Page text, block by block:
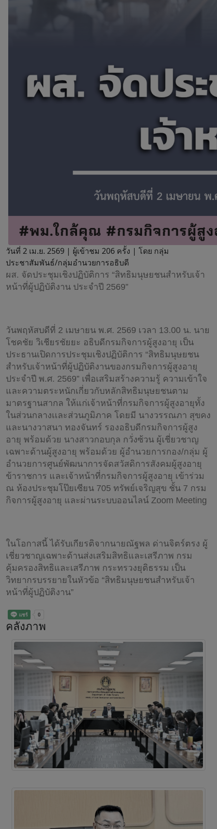
วันที่ 2 เม.ย. 2569 | ผู้เข้าชม 206 ครั้ง | โดย กลุ่ม
ประชาสัมพันธ์/กลุ่มอำนวยการอธิบดี
ผส. จัดประชุมเชิงปฏิบัติการ “สิทธิมนุษยชนสำหรับเจ้า
หน้าที่ผู้ปฏิบัติงาน ประจำปี 2569”
วันพฤหัสบดีที่ 2 เมษายน พ.ศ. 2569 เวลา 13.00 น. นาย
โชคชัย วิเชียรชัยยะ อธิบดีกรมกิจการผู้สูงอายุ เป็น
ประธานเปิดการประชุมเชิงปฏิบัติการ “สิทธิมนุษยชน
สำหรับเจ้าหน้าที่ผู้ปฏิบัติงานของกรมกิจการผู้สูงอายุ
ประจำปี พ.ศ. 2569” เพื่อเสริมสร้างความรู้ ความเข้าใจ
และความตระหนักเกี่ยวกับหลักสิทธิมนุษยชนตาม
มาตรฐานสากล ให้แก่เจ้าหน้าที่กรมกิจการผู้สูงอายุทั้ง
ในส่วนกลางเเละส่วนภูมิภาค โดยมี นางวรรณภา สุขคง
และนางวาสนา ทองจันทร์ รองอธิบดีกรมกิจการผู้สูง
อายุ พร้อมด้วย นางสาวกอบกุล กวั่งซ้วน ผู้เชี่ยวชาญ
เฉพาะด้านผู้สูงอายุ พร้อมด้วย ผู้อำนวยการกอง/กลุ่ม ผู้
อำนวยการศูนย์พัฒนาการจัดสวัสดิการสังคมผู้สูงอายุ
ข้าราชการ และเจ้าหน้าที่กรมกิจการผู้สูงอายุ เข้าร่วม
ณ ห้องประชุมโป๊ยเซียน 705 ทรัพย์เจริญสุข ชั้น 7 กรม
กิจการผู้สูงอายุ และผ่านระบบออนไลน์ Zoom Meeting
ในโอกาสนี้ ได้รับเกียรติจากนายณัฐพล ด่านจิตร์ตรง ผู้
เชี่ยวชาญเฉพาะด้านส่งเสริมสิทธิและเสรีภาพ กรม
คุ้มครองสิทธิและเสรีภาพ กระทรวงยุติธรรม เป็น
วิทยากรบรรยายในหัวข้อ “สิทธิมนุษยชนสำหรับเจ้า
หน้าที่ผู้ปฏิบัติงาน”
คลังภาพ